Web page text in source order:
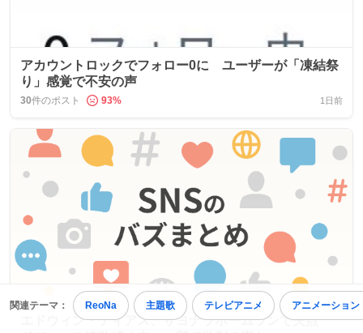
関連テーマ： ReoNa 主題歌 テレビアニメ アニメーション
アカウントロックでフォロー0に ユーザーが「凍結祭
り」感覚で不安の声
30件のポスト 93% 1日前
エドウィン・ディアス、サヨナラホームランで失点